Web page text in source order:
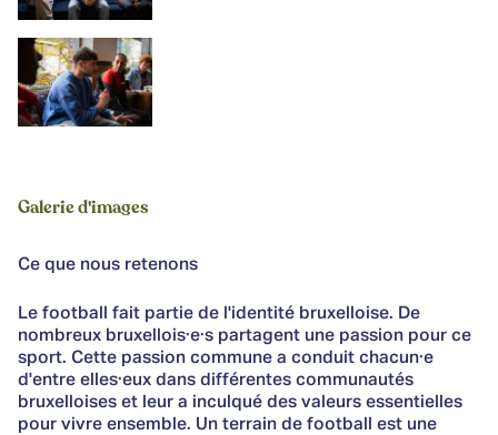
Ce que nous retenons
Le football fait partie de l'identité bruxelloise. De
nombreux bruxellois·e·s partagent une passion pour ce
sport. Cette passion commune a conduit chacun·e
d'entre elles·eux dans différentes communautés
bruxelloises et leur a inculqué des valeurs essentielles
pour vivre ensemble. Un terrain de football est une
Galerie d'images